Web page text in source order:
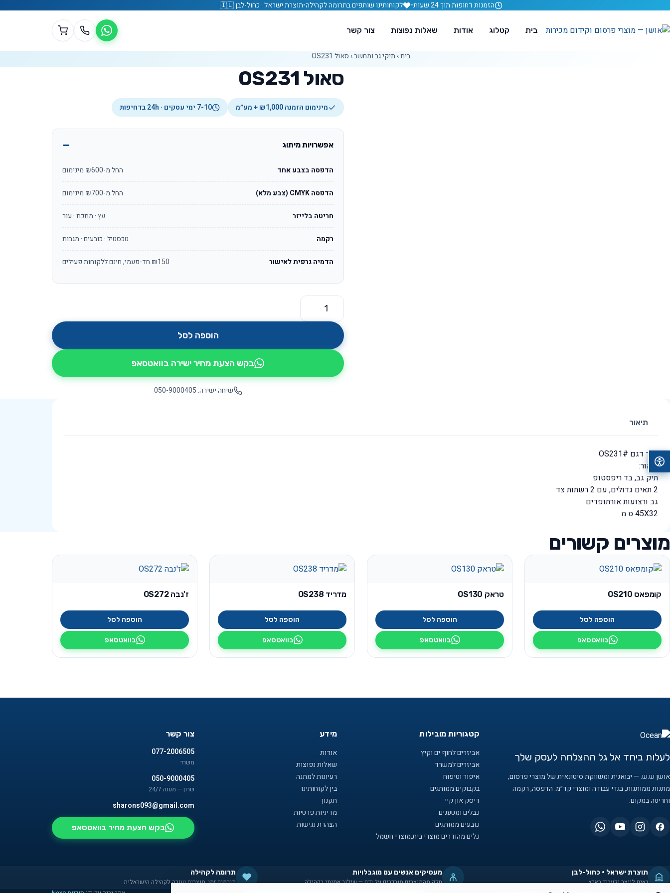
הזמנות דחופות תוך 24 שעות • לקוחותינו שותפים בתרומה לקהילה•תוצרת ישראל · כחול-לבן 🇮🇱
בית קטלוג אודות שאלות נפוצות צור קשר
בית› תיקי גב ומחשב› סאול OS231
סאול OS231
מינימום הזמנה ₪1,000 + מע״מ 7-10 ימי עסקים · 24h בדחיפות
אפשרויות מיתוג
הדפסה בצבע אחד החל מ-₪600 מינימום
הדפסה CMYK (צבע מלא) החל מ-₪700 מינימום
חריטה בלייזר עץ · מתכת · עור
רקמה טכסטיל · כובעים · מגבות
הדמיה גרפית לאישור ₪150 חד-פעמי, חינם ללקוחות פעילים
כמות של סאול OS231
הוספה לסל
בקש הצעת מחיר ישירה בוואטסאפ
שיחה ישירה: 050-9000405
תיאור
קוד דגם #OS231
תיאור:
תיק גב, בד ריפסטופ
2 תאים גדולים, עם 2 רשתות צד
גב ורצועות אורתופדים
45X32 ס מ
מוצרים קשורים
קומפאס OS210
הוספה לסל
בוואטסאפ
טראק OS130
הוספה לסל
בוואטסאפ
מדריד OS238
הוספה לסל
בוואטסאפ
ז'נבה OS272
הוספה לסל
בוואטסאפ
לעלות ביחד אל גל ההצלחה לעסק שלך
אושן ש.ש. — יבואנית ומשווקת סיטונאית של מוצרי פרסום,
מתנות ממותגות, בגדי עבודה ומוצרי קד״מ. הדפסה, רקמה
וחריטה במקום.
קטגוריות מובילות
אביזרים לחוף ים וקיץ
אביזרים למשרד
איפור וטיפוח
בקבוקים ממותגים
דיסק און קיי
כבלים ומטענים
כובעים ממותגים
כלים מהודרים מוצרי בית,מוצרי חשמל
מידע
אודות
שאלות נפוצות
רעיונות למתנה
בין לקוחותינו
תקנון
מדיניות פרטיות
הצהרת נגישות
צור קשר
077-2006505
משרד
050-9000405
שרון — מענה 24/7
sharons093@gmail.com
בקש הצעת מחיר בוואטסאפ
תוצרת ישראל · כחול-לבן
גאים לייצר ולעבוד בארץ
מעסיקים אנשים עם מוגבלויות
חלק מהמוצרים מורכבים על ידם — שילוב אמיתי בקהילה
תרומה לקהילה
תורמים זמן, מוצרים ועזרה לקהילה הישראלית